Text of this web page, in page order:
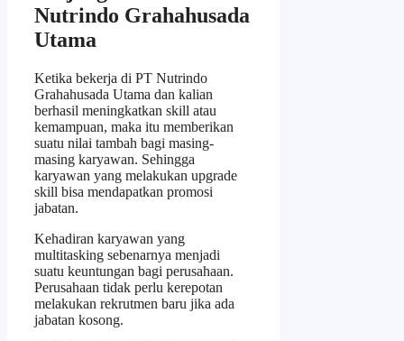
Nutrindo Grahahusada
Utama
Ketika bekerja di PT Nutrindo
Grahahusada Utama dan kalian
berhasil meningkatkan skill atau
kemampuan, maka itu memberikan
suatu nilai tambah bagi masing-
masing karyawan. Sehingga
karyawan yang melakukan upgrade
skill bisa mendapatkan promosi
jabatan.
Kehadiran karyawan yang
multitasking sebenarnya menjadi
suatu keuntungan bagi perusahaan.
Perusahaan tidak perlu kerepotan
melakukan rekrutmen baru jika ada
jabatan kosong.